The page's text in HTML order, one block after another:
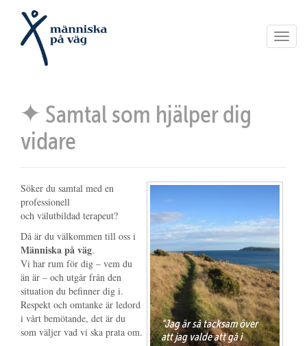
Samtal som hjälper dig
vidare
“Jag är så tacksam över
att jag valde att gå i
Söker du samtal med en
professionell
och välutbildad terapeut?
Då är du välkommen till oss i
Människa på väg.
Vi har rum för dig – vem du
än är – och utgår från den
situation du befinner dig i.
Respekt och omtanke är ledord
i vårt bemötande, det är du
som väljer vad vi ska prata om.